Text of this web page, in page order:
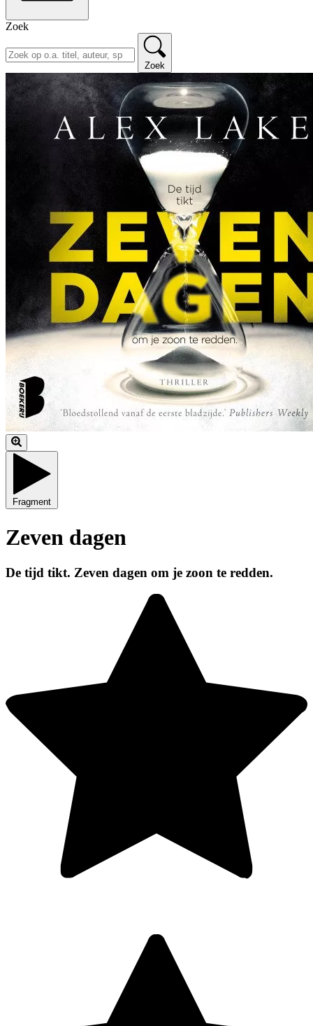
Zoek
Zoek
Fragment
Zeven dagen
De tijd tikt. Zeven dagen om je zoon te redden.